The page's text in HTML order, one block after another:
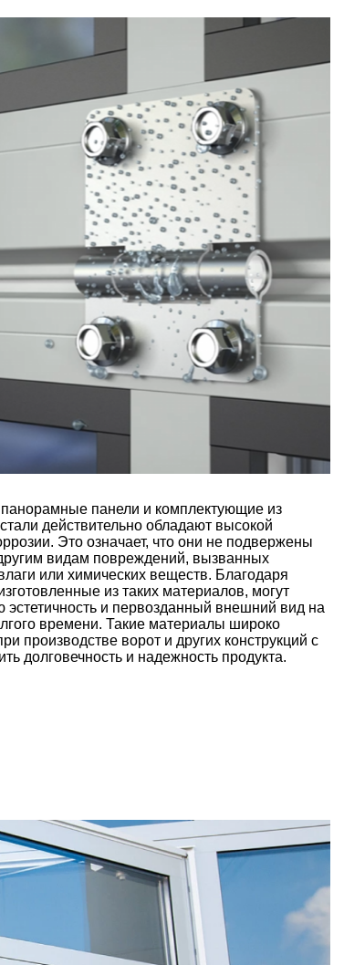
панели и комплектующие из
действительно обладают высокой
Это означает, что они не подвержены
видам повреждений, вызванных
или химических веществ. Благодаря
из таких материалов, могут
эстетичность и первозданный внешний вид на
времени. Такие материалы широко
производстве ворот и других конструкций с
долговечность и надежность продукта.